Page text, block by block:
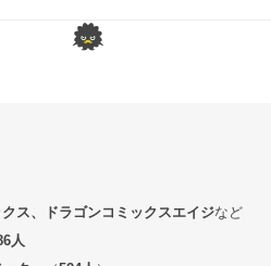
ス、ドラゴンコミックスエイジなど
人